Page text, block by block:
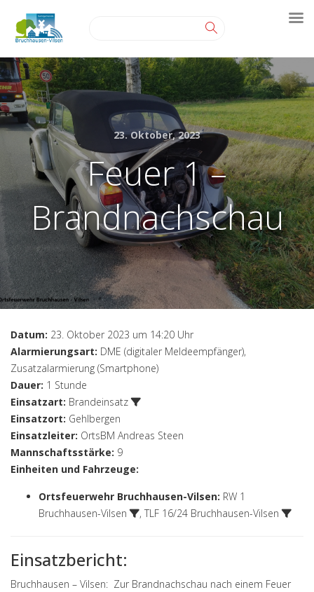
23. Oktober, 2023
Feuer 1 –
Brandnachschau
Datum: 23. Oktober 2023 um 14:20 Uhr
Alarmierungsart: DME (digitaler Meldeempfänger),
Zusatzalarmierung (Smartphone)
Dauer: 1 Stunde
Einsatzart: Brandeinsatz
Einsatzort: Gehlbergen
Einsatzleiter: OrtsBM Andreas Steen
Mannschaftsstärke: 9
Einheiten und Fahrzeuge:
Ortsfeuerwehr Bruchhausen-Vilsen: RW 1
Bruchhausen-Vilsen
, TLF 16/24 Bruchhausen-Vilsen
Einsatzbericht:
Bruchhausen – Vilsen: Zur Brandnachschau nach einem Feuer